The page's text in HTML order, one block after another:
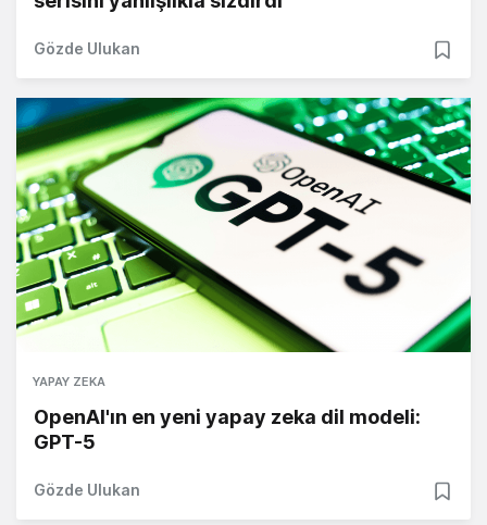
Gözde Ulukan
YAPAY ZEKA
OpenAI'ın en yeni yapay zeka dil modeli:
GPT-5
Gözde Ulukan